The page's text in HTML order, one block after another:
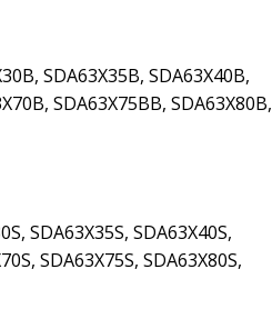
SDA63X35B, SDA63X40B,
SDA63X75BB, SDA63X80B,
SDA63X35S, SDA63X40S,
SDA63X75S, SDA63X80S,